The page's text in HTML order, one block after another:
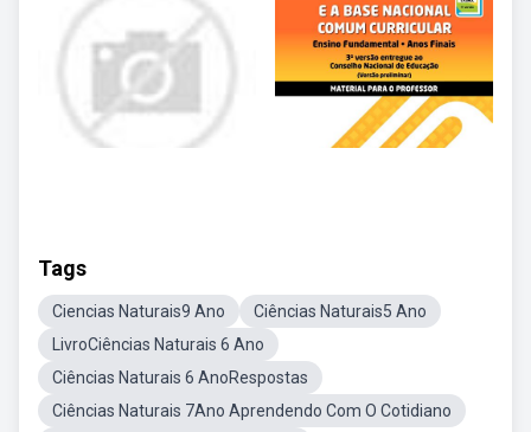
Tags
Ciencias Naturais9 Ano
Ciências Naturais5 Ano
LivroCiências Naturais 6 Ano
Ciências Naturais 6 AnoRespostas
Ciências Naturais 7Ano Aprendendo Com O Cotidiano